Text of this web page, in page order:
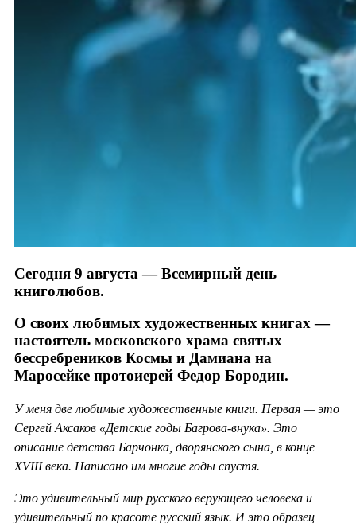
Сегодня 9 августа — Всемирный день
книголюбов.
О своих любимых художественных книгах —
настоятель московского храма святых
бессребреников Космы и Дамиана на
Маросейке протоиерей Федор Бородин.
У меня две любимые художественные книги. Первая — это
Сергей Аксаков «Детские годы Багрова-внука». Это
описание детства Барчонка, дворянского сына, в конце
XVIII века. Написано им многие годы спустя.
Это удивительный мир русского верующего человека и
удивительный по красоте русский язык. И это образец